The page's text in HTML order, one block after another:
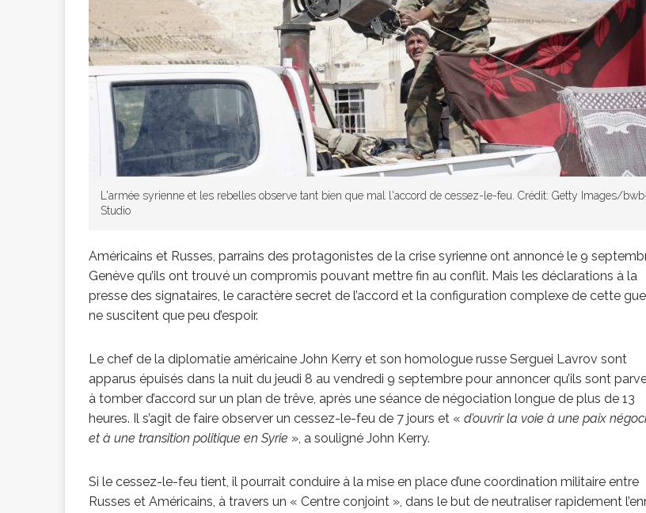
l’ambition ARTICLES RÉÇENTS
[ 2 février 2026 ] Washington refuse de payer et met l’ONU en péril
financier ARTICLES RÉÇENTS
[ 15 octobre 2025 ] Madagascar : Rajoelina chassé par « ses »
[ 23 septembre 2025 ] Les budgets militaires asphyxient le
[ 22 septembre 2025 ] L’or de la RDC pillé par une mafia sino-
congolaise, sous protection militaire ARTICLES RÉÇENTS
L'armée syrienne et les rebelles observe tant bien que mal l'accord de cessez-le-feu. Crédit: Getty Images/
Studio
Américains et Russes, parrains des protagonistes de la crise syrienne ont annoncé le 9
Genève qu’ils ont trouvé un compromis pouvant mettre fin au conflit. Mais les déclarations à la
presse des signataires, le caractère secret de l’accord et la configuration complexe de cette
ne suscitent que peu d’espoir.
Le chef de la diplomatie américaine John Kerry et son homologue russe Serguei Lavrov sont
apparus épuisés dans la nuit du jeudi 8 au vendredi 9 septembre pour annoncer qu’ils sont
à tomber d’accord sur un plan de trêve, après une séance de négociation longue de plus de 13
heures. Il s’agit de faire observer un cessez-le-feu de 7 jours et « d’ouvrir la voie à une paix
et à une transition politique en Syrie », a souligné John Kerry.
Si le cessez-le-feu tient, il pourrait conduire à la mise en place d’une coordination militaire entre
Russes et Américains, à travers un « Centre conjoint », dans le but de neutraliser rapidement